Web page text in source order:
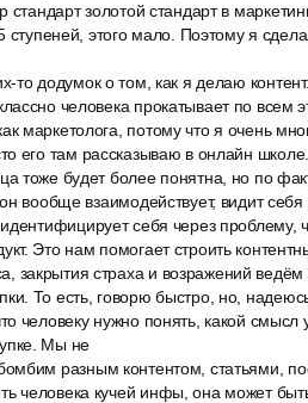
стандарт золотой стандарт в
ступеней, этого мало. Поэтому я
то додумок о том, как я делаю
человека прокатывает по
маркетолога, потому что я очень
его там рассказываю в онлайн
тоже будет более понятна, но по
вообще взаимодействует, видит себя
идентифицирует себя через
Это нам помогает строить
закрытия страха и возражений ведём
То есть, говорю быстро, но,
человеку нужно понять, какой
Мы не
разным контентом, статьями,
человека кучей инфы, она может